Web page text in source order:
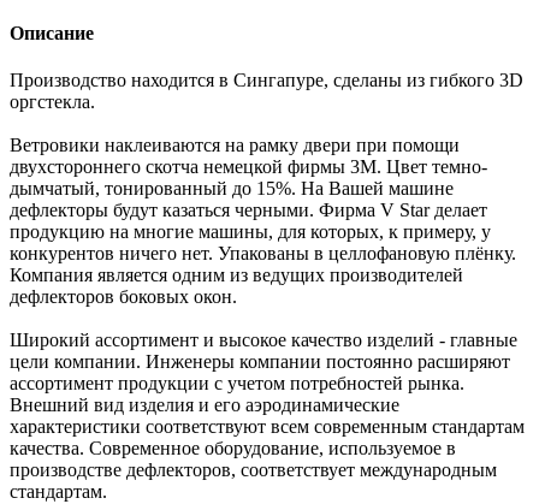
Описание
Производство находится в Сингапуре, сделаны из гибкого 3D
оргстекла.
Ветровики наклеиваются на рамку двери при помощи
двухстороннего скотча немецкой фирмы 3M. Цвет темно-
дымчатый, тонированный до 15%. На Вашей машине
дефлекторы будут казаться черными. Фирма V Star делает
продукцию на многие машины, для которых, к примеру, у
конкурентов ничего нет. Упакованы в целлофановую плёнку.
Компания является одним из ведущих производителей
дефлекторов боковых окон.
Широкий ассортимент и высокое качество изделий - главные
цели компании. Инженеры компании постоянно расширяют
ассортимент продукции с учетом потребностей рынка.
Внешний вид изделия и его аэродинамические
характеристики соответствуют всем современным стандартам
качества. Современное оборудование, используемое в
производстве дефлекторов, соответствует международным
стандартам.